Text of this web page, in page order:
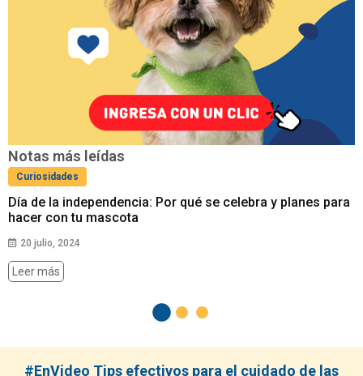
Notas más leídas
para
Comportamiento
Tips para cuidar a un perro Salchicha o Dachshund
éxito
5 mayo, 2024
Leer más
#EnVideo Tips efectivos para el cuidado de las